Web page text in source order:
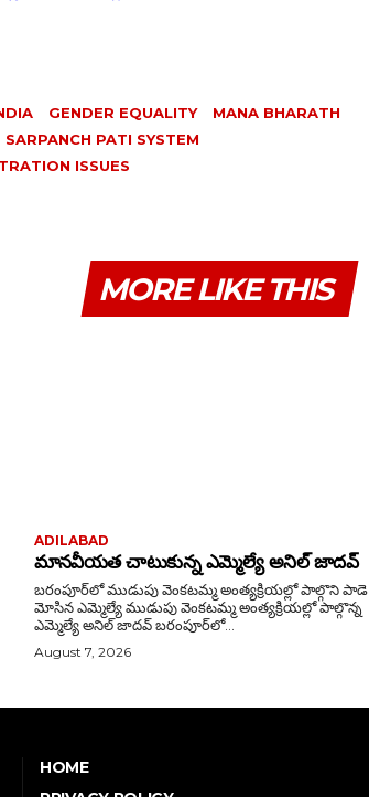
GENDER EQUALITY
MANA BHARATH
SARPANCH PATI SYSTEM
ISSUES
MORE LIKE THIS
ADILABAD
మానవీయత చాటుకున్న ఎమ్మెల్యే అనిల్ జాదవ్
బరంపూర్‌లో ముడుపు వెంకటమ్మ అంత్యక్రియల్లో పాల్గొని పాడె
మోసిన ఎమ్మెల్యే ముడుపు వెంకటమ్మ అంత్యక్రియల్లో పాల్గొన్న
ఎమ్మెల్యే అనిల్ జాదవ్ బరంపూర్‌లో...
August 7, 2026
HOME